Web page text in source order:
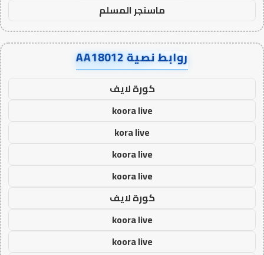
ماسنجر المسلم
روابط نصية AA18012
كورة لايف
koora live
kora live
koora live
koora live
كورة لايف
koora live
koora live